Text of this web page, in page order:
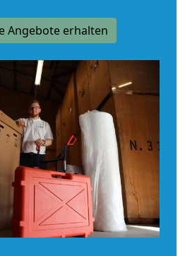
Angebote erhalten